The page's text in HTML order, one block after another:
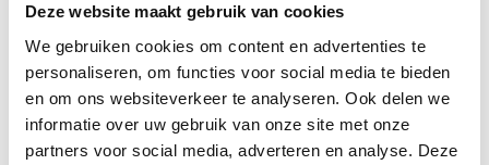
Deze website maakt gebruik van cookies
We gebruiken cookies om content en advertenties te
personaliseren, om functies voor social media te bieden
en om ons websiteverkeer te analyseren. Ook delen we
informatie over uw gebruik van onze site met onze
partners voor social media, adverteren en analyse. Deze
Voor het vervangen van de luchtfilter en de bougie
gebruik je best de handige combisleutel. In de
haak bijgesloten. Hiermee kan je de brandstoffilter
verwijderen en vervangen. Je hebt geen ander
gereedschap nodig.